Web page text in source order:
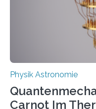
internationale
Physik Astronomie
Carnot Im